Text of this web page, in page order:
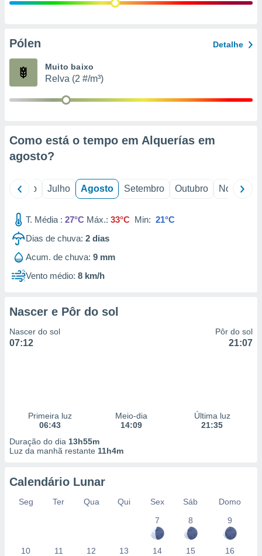
e
de
Pólen Detalhe
Muito baixo
Relva (2 #/m³)
Como está o tempo em Alquerías em
agosto?
Junho Julho Agosto Setembro Outubro Novembro
T. Média : 27°C Máx.: 33°C Min: 21°C
Dias de chuva: 2 dias
Acum. de chuva: 9 mm
Vento médio: 8 km/h
Nascer e Pôr do sol
Nascer do sol
07:12
Pôr do sol
21:07
Primeira luz
06:43
Meio-dia
14:09
Última luz
21:35
Duração do dia 13h55m
Luz da manhã restante 11h4m
Calendário Lunar
Seg Ter Qua Qui Sex Sáb
Domo
7
8 9
10 11 12 13 14 15 16